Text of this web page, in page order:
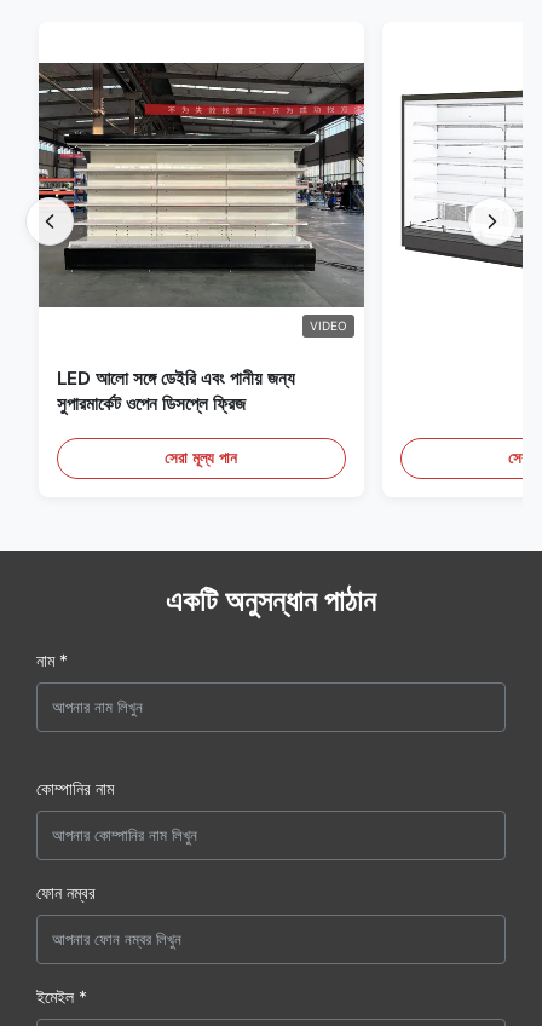
VIDEO
LED আলো সঙ্গে ডেইরি এবং পানীয় জন্য
সুপারমার্কেট ওপেন ডিসপ্লে ফ্রিজ
সেরা মূল্য পান সেরা
একটি অনুসন্ধান পাঠান
নাম *
কোম্পানির নাম
ফোন নম্বর
ইমেইল *